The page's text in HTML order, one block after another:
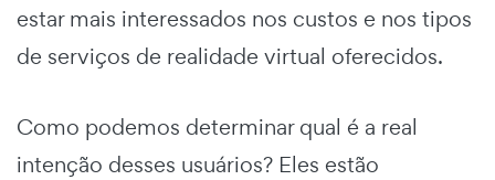
estar mais interessados nos custos e nos tipos
de serviços de realidade virtual oferecidos.
Como podemos determinar qual é a real
intenção desses usuários? Eles estão